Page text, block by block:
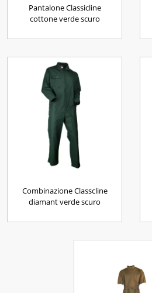
Pantalone Classicline
cottone verde scuro
Combinazione Classcline
diamant verde scuro